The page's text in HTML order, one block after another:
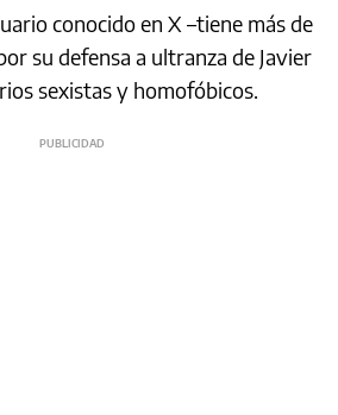
conocido en X –tiene más de
su defensa a ultranza de Javier
sexistas y homofóbicos.